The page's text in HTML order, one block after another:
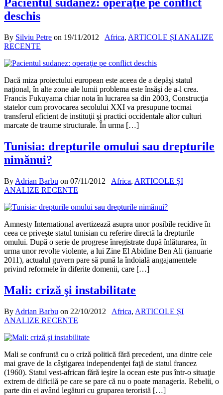
Pacientul sudanez: operaţie pe conflict
deschis
By Silviu Petre on 19/11/2012 Africa, ARTICOLE ȘI ANALIZE
RECENTE
Dacă miza proiectului european este aceea de a depăşi statul
naţional, în alte zone ale lumii problema este însăşi de a-l crea.
Francis Fukuyama chiar nota în lucrarea sa din 2003, Construcţia
statelor cum provocarea secolului XXI va presupune tocmai
transferul eficient de instituţii şi practici occidentale altor culturi
marcate de traume structurale. În urma […]
Tunisia: drepturile omului sau drepturile
nimănui?
By Adrian Barbu on 07/11/2012 Africa, ARTICOLE ȘI
ANALIZE RECENTE
Amnesty International avertizează asupra unor posibile recidive în
ceea ce priveşte statul tunisian cu referire directă la drepturile
omului. După o serie de progrese înregistrate după înlăturarea, în
urma unor revolte violente, a lui Zine El Abidine Ben Ali (ianuarie
2011), actualul guvern pare să pună la îndoială angajamentele
privind reformele în diferite domenii, care […]
Mali: criză şi instabilitate
By Adrian Barbu on 22/10/2012 Africa, ARTICOLE ȘI
ANALIZE RECENTE
Mali se confruntă cu o criză politică fără precedent, una dintre cele
mai grave de la câştigarea independenţei faţă de statul francez
(1960). Statul vest-african fără ieşire la ocean este pus într-o situaţie
extrem de dificilă pe care se pare că nu o poate manageria. Rebelii, o
parte din ei având legături cu gruparea teroristă […]